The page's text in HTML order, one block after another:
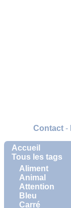
Accueil
Tous les tags
Aliment
Animal
Attention
Bleu
Carré
Contact-